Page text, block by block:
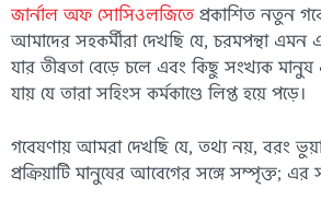
জার্নাল অফ সোসিওলজিতেপ্রকাশিত নতুন
আমাদের সহকর্মীরা দেখছি যে, চরমপন্থা এমন
যার তীব্রতা বেড়ে চলে এবং কিছু সংখ্যক
যায় যে তারা সহিংস কর্মকাণ্ডে লিপ্ত হয়ে পড়ে।
গবেষণায় আমরা দেখছি যে, তথ্য নয়, বরং
প্রক্রিয়াটি মানুষের আবেগের সঙ্গে সম্পৃক্ত; এর